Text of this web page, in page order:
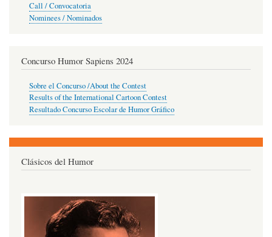
Call / Convocatoria
Nominees / Nominados
Concurso Humor Sapiens 2024
Sobre el Concurso /About the Contest
Results of the International Cartoon Contest
Resultado Concurso Escolar de Humor Gráfico
Clásicos del Humor